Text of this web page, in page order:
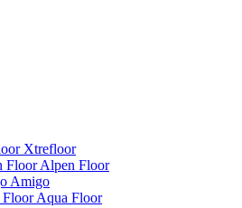
Xtrefloor
Alpen Floor
Amigo
Aqua Floor